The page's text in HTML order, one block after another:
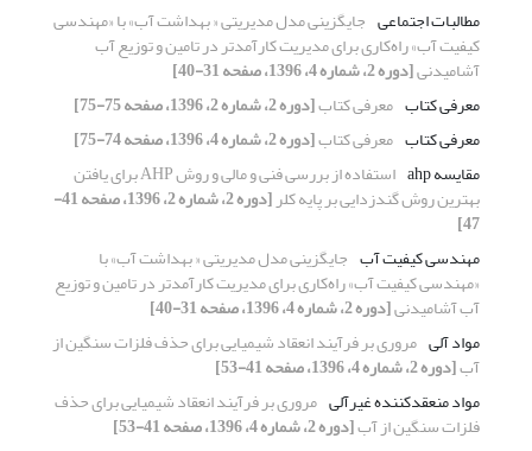
مطالبات اجتماعی جایگزینی مدل مدیریتی « بهداشت آب» با «مهندسی
کیفیت آب» راه‌کاری برای مدیریت کارآمدتر در تامین و توزیع آب
آشامیدنی[دوره 2، شماره 4، 1396، صفحه 31-40]
معرفی کتاب معرفی کتاب[دوره 2، شماره 2، 1396، صفحه 75-75]
معرفی کتاب معرفی کتاب[دوره 2، شماره 4، 1396، صفحه 74-75]
مقایسه ahp
استفاده از بررسی فنی و مالی و روش AHP برای یافتن
بهترین روش گندزدایی بر پایه کلر [دوره 2، شماره 2، 1396، صفحه 41-
47]
مهندسی کیفیت آب جایگزینی مدل مدیریتی « بهداشت آب» با
«مهندسی کیفیت آب» راه‌کاری برای مدیریت کارآمدتر در تامین و توزیع
آب آشامیدنی[دوره 2، شماره 4، 1396، صفحه 31-40]
مواد آلی مروری بر فرآیند انعقاد شیمیایی برای حذف فلزات سنگین از
آب[دوره 2، شماره 4، 1396، صفحه 41-53]
مواد منعقدکننده غیرآلی مروری بر فرآیند انعقاد شیمیایی برای حذف
فلزات سنگین از آب[دوره 2، شماره 4، 1396، صفحه 41-53]